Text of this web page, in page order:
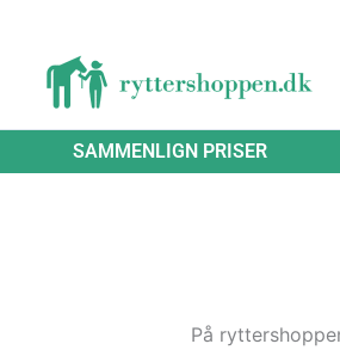
indholdet
SAMMENLIGN PRISER
På